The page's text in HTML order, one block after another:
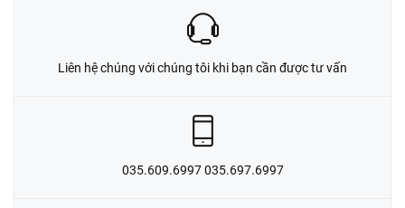
Liên hệ chúng với chúng tôi khi bạn cần được tư vấn
035.609.6997 035.697.6997